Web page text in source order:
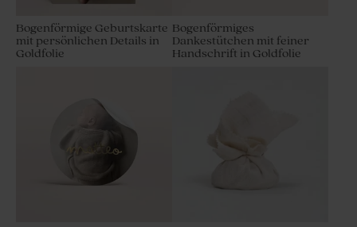
Bogenförmige Geburtskarte
mit persönlichen Details in
Goldfolie
Bogenförmiges
Dankestütchen mit feiner
Handschrift in Goldfolie